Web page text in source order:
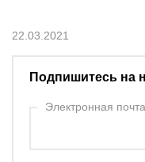
22.03.2021
Подпишитесь на
Электронная почта